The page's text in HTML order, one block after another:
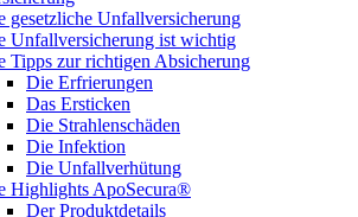
gesetzliche Unfallversicherung
Unfallversicherung ist wichtig
Tipps zur richtigen Absicherung
Die Erfrierungen
Das Ersticken
Die Strahlenschäden
Die Infektion
Die Unfallverhütung
Highlights ApoSecura®
Der Produktdetails